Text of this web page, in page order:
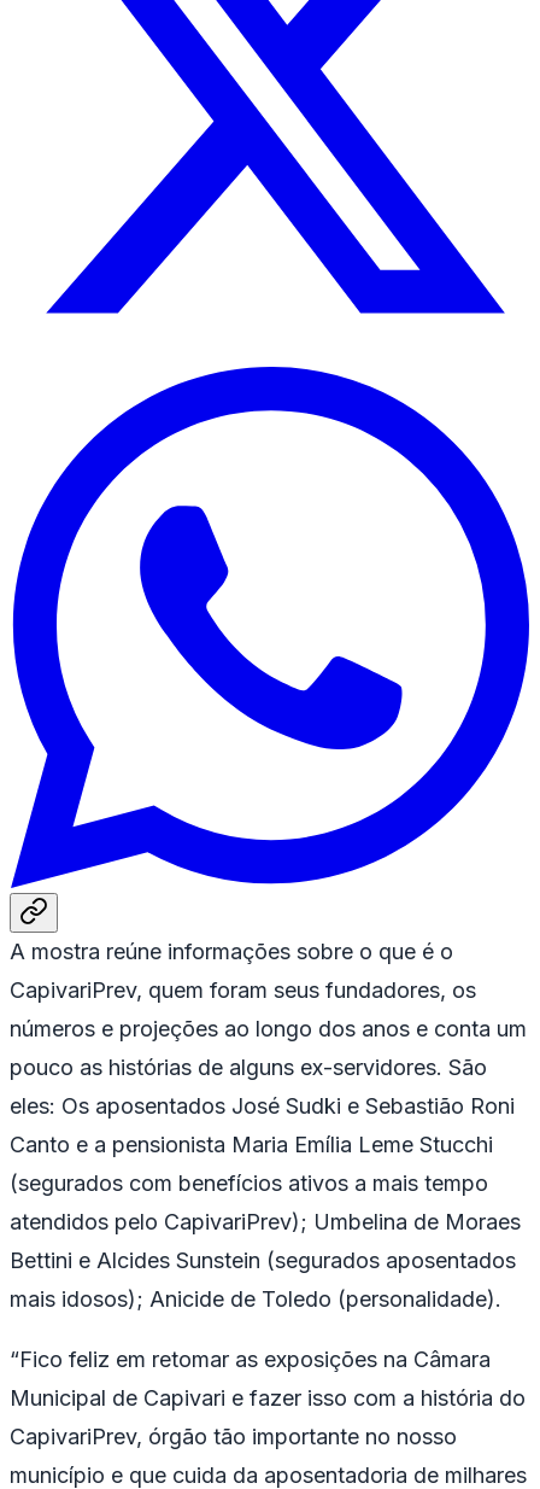
A mostra reúne informações sobre o que é o
CapivariPrev, quem foram seus fundadores, os
números e projeções ao longo dos anos e conta um
pouco as histórias de alguns ex-servidores. São
eles: Os aposentados José Sudki e Sebastião Roni
Canto e a pensionista Maria Emília Leme Stucchi
(segurados com benefícios ativos a mais tempo
atendidos pelo CapivariPrev); Umbelina de Moraes
Bettini e Alcides Sunstein (segurados aposentados
mais idosos); Anicide de Toledo (personalidade).
“Fico feliz em retomar as exposições na Câmara
Municipal de Capivari e fazer isso com a história do
CapivariPrev, órgão tão importante no nosso
município e que cuida da aposentadoria de milhares